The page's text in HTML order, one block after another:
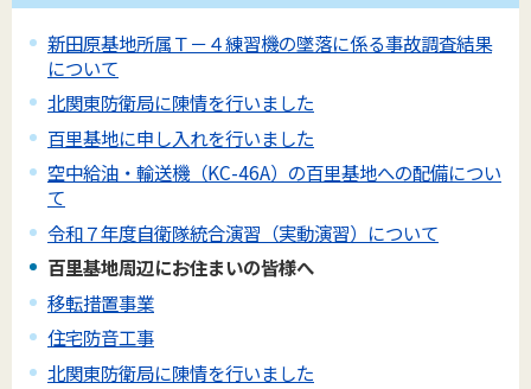
新田原基地所属Ｔ－４練習機の墜落に係る事故調査結果
について
北関東防衛局に陳情を行いました
百里基地に申し入れを行いました
空中給油・輸送機（KC-46A）の百里基地への配備につい
て
令和７年度自衛隊統合演習（実動演習）について
百里基地周辺にお住まいの皆様へ
移転措置事業
住宅防音工事
北関東防衛局に陳情を行いました